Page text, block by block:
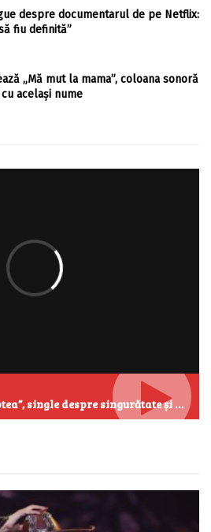
despre documentarul de pe Netflix:
fiu definită”
„Mă mut la mama”, coloana sonoră
același nume
EMAA lansează „Noaptea”, single despre singurătate și emoțiile care se aud cel mai clar după miezul nopții